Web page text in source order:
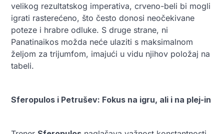
velikog rezultatskog imperativa, crveno-beli bi mogli
igrati rasterećeno, što često donosi neočekivane
poteze i hrabre odluke. S druge strane, ni
Panatinaikos možda neće ulaziti s maksimalnom
željom za trijumfom, imajući u vidu njihov položaj na
tabeli.
Sferopulos i Petrušev: Fokus na igru, ali i na plej-in